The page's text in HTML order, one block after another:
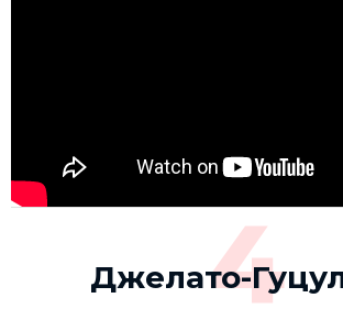
4
Джелато-